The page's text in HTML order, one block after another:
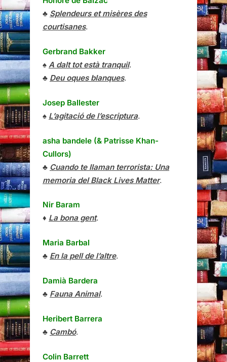
♣ Splendeurs et misères des
courtisanes.
Gerbrand Bakker
♠ A dalt tot està tranquil.
♣ Deu oques blanques.
Josep Ballester
♠ L’agitació de l’escriptura.
asha bandele (& Patrisse Khan-
Cullors)
♣ Cuando te llaman terrorista: Una
memoria del Black Lives Matter.
Nir Baram
♦ La bona gent.
Maria Barbal
♣ En la pell de l’altre.
Damià Bardera
♣ Fauna Animal.
Heribert Barrera
♣ Cambó.
Colin Barrett